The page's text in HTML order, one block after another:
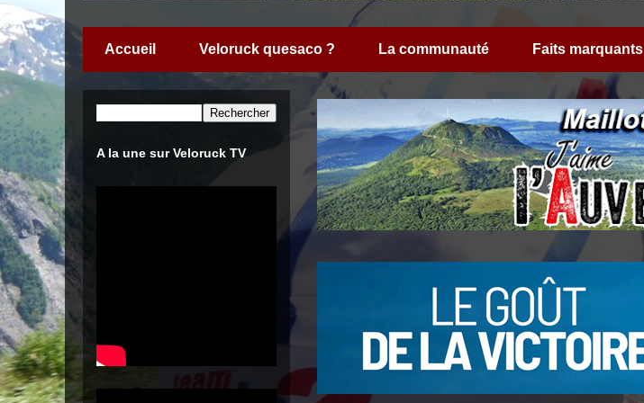
Accueil Veloruck quesaco ? La communauté Faits marquants
A la une sur Veloruck TV